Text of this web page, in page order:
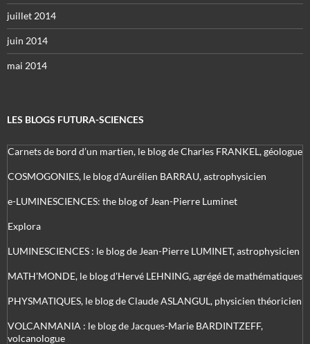
juillet 2014
juin 2014
mai 2014
LES BLOGS FUTURA-SCIENCES
Carnets de bord d’un martien, le blog de Charles FRANKEL, géologue
COSMOGONIES, le blog d'Aurélien BARRAU, astrophysicien
e-LUMINESCIENCES: the blog of Jean-Pierre Luminet
Explora
LUMINESCIENCES : le blog de Jean-Pierre LUMINET, astrophysicien
MATH'MONDE, le blog d'Hervé LEHNING, agrégé de mathématiques
PHYSMATIQUES, le blog de Claude ASLANGUL, physicien théoricien
VOLCANMANIA : le blog de Jacques-Marie BARDINTZEFF,
volcanologue